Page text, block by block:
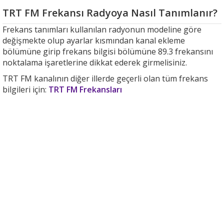
TRT FM Frekansı Radyoya Nasıl Tanımlanır?
Frekans tanımları kullanılan radyonun modeline göre
değişmekte olup ayarlar kısmından kanal ekleme
bölümüne girip frekans bilgisi bölümüne 89.3 frekansını
noktalama işaretlerine dikkat ederek girmelisiniz.
TRT FM kanalının diğer illerde geçerli olan tüm frekans
bilgileri için: TRT FM Frekansları